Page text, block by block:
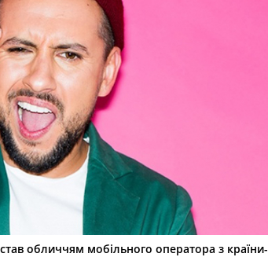
обличчям мобільного оператора з країни-